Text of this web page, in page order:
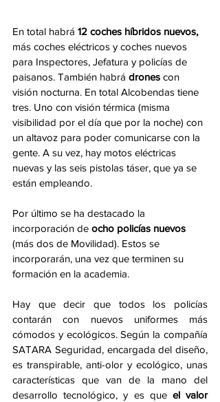
En total habrá 12 coches híbridos nuevos,
más coches eléctricos y coches nuevos
para Inspectores, Jefatura y policías de
paisanos. También habrá drones con
visión nocturna. En total Alcobendas tiene
tres. Uno con visión térmica (misma
visibilidad por el día que por la noche) con
un altavoz para poder comunicarse con la
gente. A su vez, hay motos eléctricas
nuevas y las seis pistolas táser, que ya se
están empleando.
Por último se ha destacado la
incorporación de ocho policías nuevos
(más dos de Movilidad). Estos se
incorporarán, una vez que terminen su
formación en la academia.
Hay que decir que todos los policías
contarán con nuevos uniformes más
cómodos y ecológicos. Según la compañía
SATARA Seguridad, encargada del diseño,
es transpirable, anti-olor y ecológico, unas
características que van de la mano del
desarrollo tecnológico, y es que el valor